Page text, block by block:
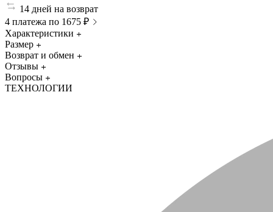
14 дней на возврат
4 платежа по 1675 ₽
Характеристики
Размер
Возврат и обмен
Отзывы
Вопросы
ТЕХНОЛОГИИ